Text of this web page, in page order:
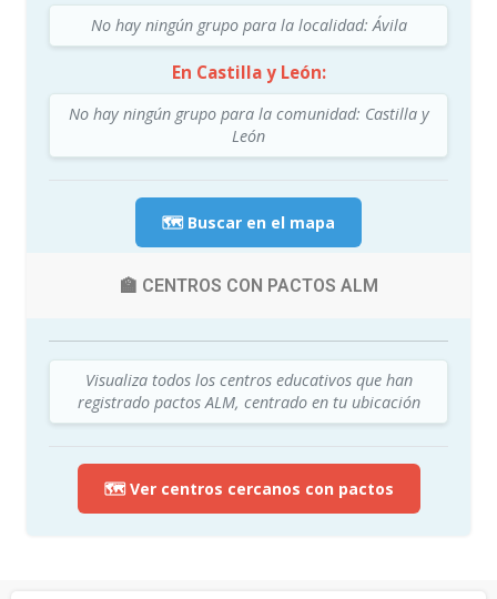
No hay ningún grupo para la localidad: Ávila
En Castilla y León:
No hay ningún grupo para la comunidad: Castilla y
León
🗺️ Buscar en el mapa
🏫 CENTROS CON PACTOS ALM
Visualiza todos los centros educativos que han
registrado pactos ALM, centrado en tu ubicación
🗺️ Ver centros cercanos con pactos